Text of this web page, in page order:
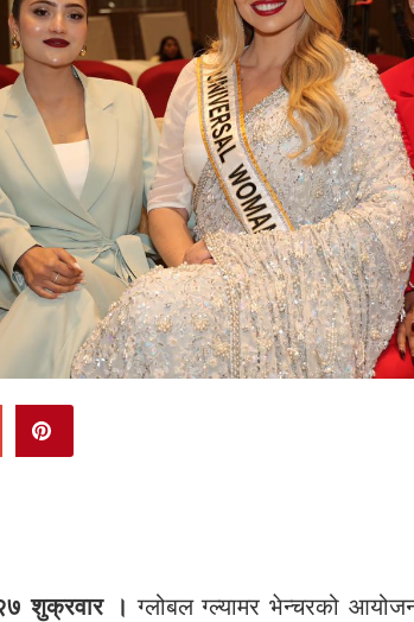
शुक्रवार । ग्लोबल ग्ल्यामर भेन्चरको